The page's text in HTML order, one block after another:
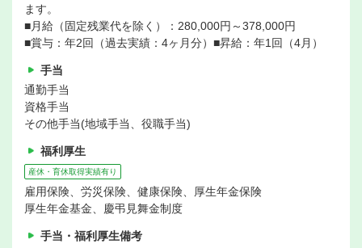
ます。
■月給（固定残業代を除く）：280,000円～378,000円
■賞与：年2回（過去実績：4ヶ月分）■昇給：年1回（4月）
手当
通勤手当
資格手当
その他手当(地域手当、役職手当)
福利厚生
産休・育休取得実績有り
雇用保険、労災保険、健康保険、厚生年金保険
厚生年金基金、慶弔見舞金制度
手当・福利厚生備考